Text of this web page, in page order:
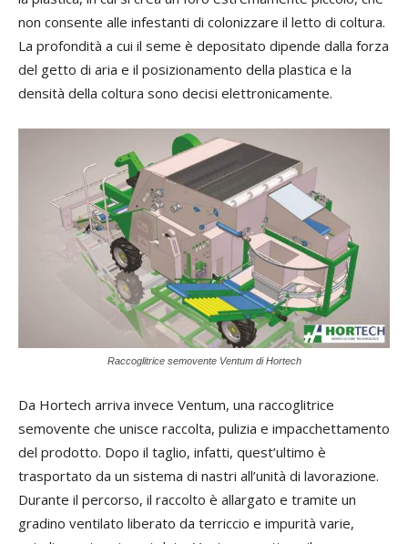
non consente alle infestanti di colonizzare il letto di coltura.
La profondità a cui il seme è depositato dipende dalla forza
del getto di aria e il posizionamento della plastica e la
densità della coltura sono decisi elettronicamente.
Raccoglitrice semovente Ventum di Hortech
Da Hortech arriva invece Ventum, una raccoglitrice
semovente che unisce raccolta, pulizia e impacchettamento
del prodotto. Dopo il taglio, infatti, quest’ultimo è
trasportato da un sistema di nastri all’unità di lavorazione.
Durante il percorso, il raccolto è allargato e tramite un
gradino ventilato liberato da terriccio e impurità varie,